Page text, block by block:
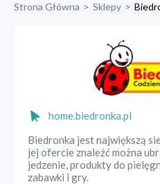
Strona Główna > Sklepy >
home.biedronka.pl
Biedronka jest największą
jej ofercie znaleźć można
jedzenie, produkty do
zabawki i gry.